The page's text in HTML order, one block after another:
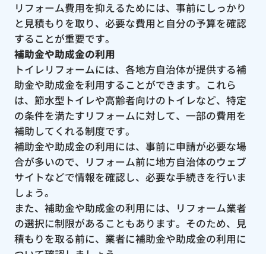
リフォーム費用を抑えるためには、事前にしっかり
と見積もりを取り、必要な費用と自分の予算を確認
することが重要です。
補助金や助成金の利用
トイレリフォームには、各地方自治体が提供する補
助金や助成金を利用することができます。これら
は、節水型トイレや高齢者向けのトイレなど、特定
の条件を満たすリフォームに対して、一部の費用を
補助してくれる制度です。
補助金や助成金の利用には、事前に申請が必要な場
合が多いので、リフォーム前に地方自治体のウェブ
サイトなどで情報を確認し、必要な手続きを行いま
しょう。
また、補助金や助成金の利用には、リフォーム業者
の選択に制限があることもあります。そのため、見
積もりを取る前に、業者に補助金や助成金の利用に